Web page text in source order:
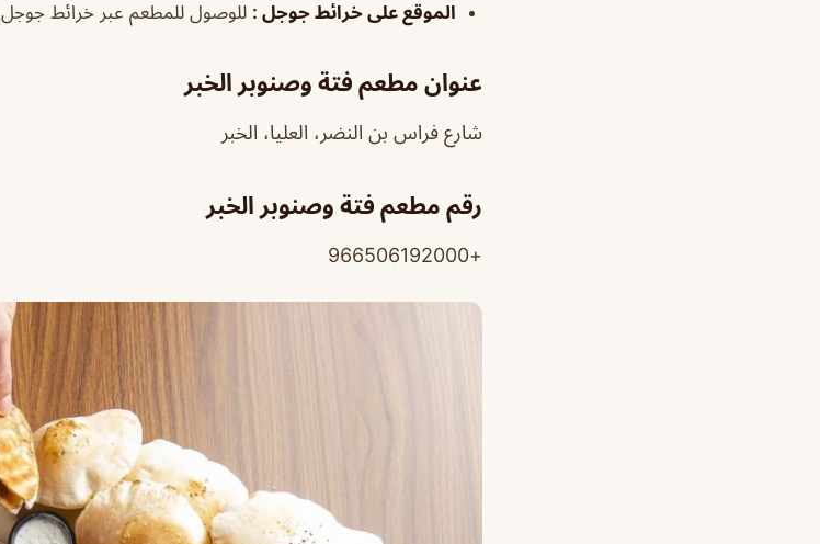
الموقع على خرائط جوجل : للوصول للمطعم عبر خرائط جوجل
عنوان مطعم فتة وصنوبر الخبر
شارع فراس بن النضر، العليا، الخبر
رقم مطعم فتة وصنوبر الخبر
+966506192000